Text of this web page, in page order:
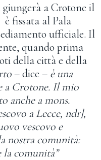
a Crotone il
fissata al Pala
ufficiale. Il
quando prima
della città e della
– dice – è una
a Crotone. Il mio
anche a mons.
a Lecce, ndr],
vescovo e
nostra comunità:
la comunità”